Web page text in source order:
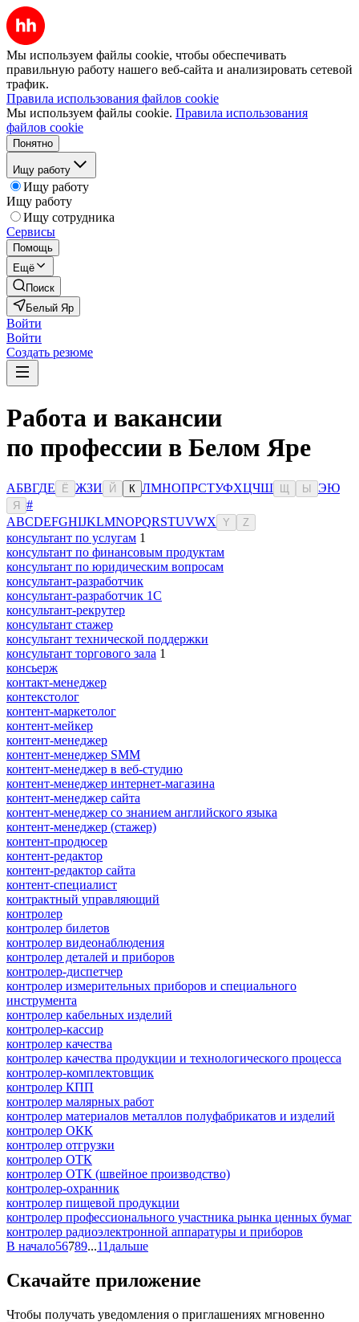
Мы используем файлы cookie, чтобы обеспечивать
правильную работу нашего веб-сайта и анализировать сетевой
трафик.
Правила использования файлов cookie
Мы используем файлы cookie. Правила использования
файлов cookie
Понятно
Ищу работу
Ищу работу
Ищу работу
Ищу сотрудника
Сервисы
Помощь
Ещё
Поиск
Белый Яр
Войти
Войти
Создать резюме
Работа и вакансии
по профессии в Белом Яре
АБВГДЕ Ё ЖЗИ Й К ЛМНОПРСТУФХЦЧШ Ы ЭЮ
Я
#
ABCDEFGHIJKLMNOPQRSTUVWX Y Z
консультант по услугам 1
консультант по финансовым продуктам
консультант по юридическим вопросам
консультант-разработчик
консультант-разработчик 1С
консультант-рекрутер
консультант стажер
консультант технической поддержки
консультант торгового зала 1
консьерж
контакт-менеджер
контекстолог
контент-маркетолог
контент-мейкер
контент-менеджер
контент-менеджер SMM
контент-менеджер в веб-студию
контент-менеджер интернет-магазина
контент-менеджер сайта
контент-менеджер со знанием английского языка
контент-менеджер (стажер)
контент-продюсер
контент-редактор
контент-редактор сайта
контент-специалист
контрактный управляющий
контролер
контролер билетов
контролер видеонаблюдения
контролер деталей и приборов
контролер-диспетчер
контролер измерительных приборов и специального
инструмента
контролер кабельных изделий
контролер-кассир
контролер качества
контролер качества продукции и технологического процесса
контролер-комплектовщик
контролер КПП
контролер малярных работ
контролер материалов металлов полуфабрикатов и изделий
контролер ОКК
контролер отгрузки
контролер ОТК
контролер ОТК (швейное производство)
контролер-охранник
контролер пищевой продукции
контролер профессионального участника рынка ценных бумаг
контролер радиоэлектронной аппаратуры и приборов
В начало56789...11 дальше
Скачайте приложение
Чтобы получать уведомления о приглашениях мгновенно